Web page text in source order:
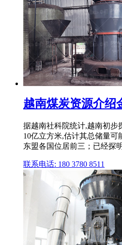
越南煤炭资源介绍
据越南社科院统计,越南初步
10亿立方米,估计其总储量可
东盟各国位居前三；已经探
联系电话: 180 3780 8511